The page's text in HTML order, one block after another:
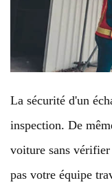
La sécurité d'un
inspection. De
voiture sans vérifier
pas votre équipe